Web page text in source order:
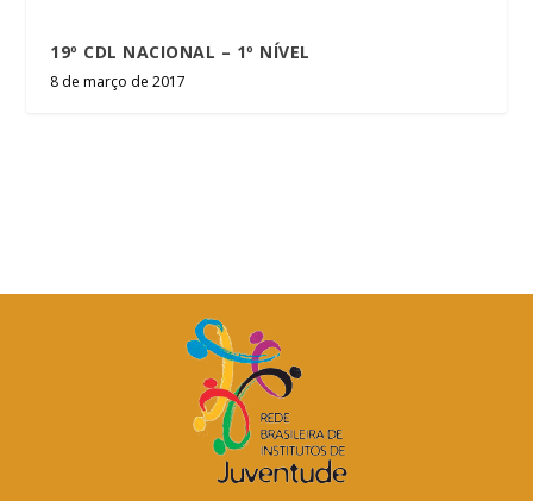
19º CDL NACIONAL – 1º NÍVEL
8 de março de 2017